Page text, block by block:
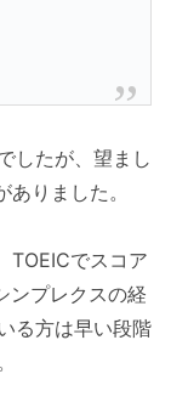
したが、望まし
りました。
TOEICでスコア
ンプレクスの経
る方は早い段階